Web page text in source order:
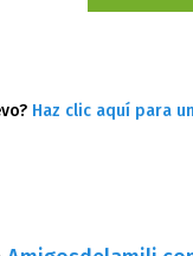
Haz clic aquí para